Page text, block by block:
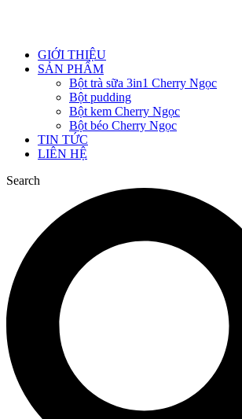
GIỚI THIỆU
SẢN PHẨM
Bột trà sữa 3in1 Cherry Ngọc
Bột pudding
Bột kem Cherry Ngọc
Bột béo Cherry Ngọc
TIN TỨC
LIÊN HỆ
Search